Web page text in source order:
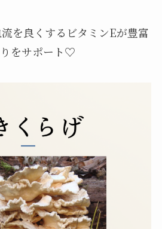
を良くするビタミンEが豊富
をサポート♡